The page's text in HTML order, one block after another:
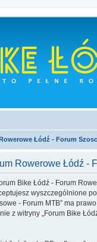
Łódź - Forum
Rowerowe Łódź -
Bike Łódź - Forum
wyszczególnione
- Forum MTB” ma
z witryny „Forum Bike